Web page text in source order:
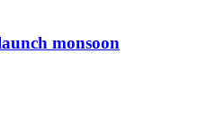
monsoon